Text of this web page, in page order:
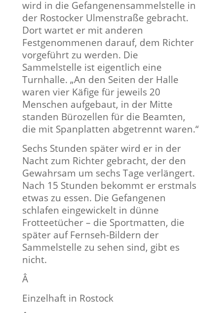
wird in die Gefangenensammelstelle in
der Rostocker Ulmenstraße gebracht.
Dort wartet er mit anderen
Festgenommenen darauf, dem Richter
vorgeführt zu werden. Die
Sammelstelle ist eigentlich eine
Turnhalle. „An den Seiten der Halle
waren vier Käfige für jeweils 20
Menschen aufgebaut, in der Mitte
standen Bürozellen für die Beamten,
die mit Spanplatten abgetrennt waren.“
Sechs Stunden später wird er in der
Nacht zum Richter gebracht, der den
Gewahrsam um sechs Tage verlängert.
Nach 15 Stunden bekommt er erstmals
etwas zu essen. Die Gefangenen
schlafen eingewickelt in dünne
Frotteetücher – die Sportmatten, die
später auf Fernseh-Bildern der
Sammelstelle zu sehen sind, gibt es
nicht.
Â
Einzelhaft in Rostock